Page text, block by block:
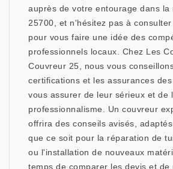
auprès de votre entourage dans la
25700, et n'hésitez pas à
pour vous faire une idée des
professionnels locaux. Chez Les
Couvreur 25, nous vous
certifications et les assurances
vous assurer de leur sérieux et de
professionnalisme. Un couvreur
offrira des conseils avisés,
que ce soit pour la réparation de
ou l'installation de nouveaux
temps de comparer les devis et de